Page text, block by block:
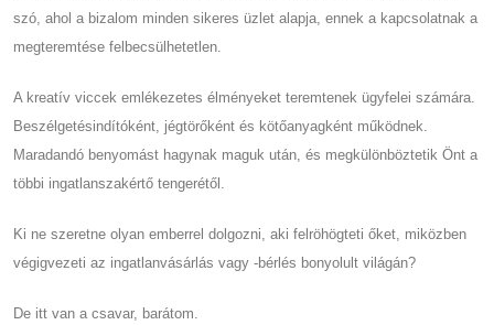
szó, ahol a bizalom minden sikeres üzlet alapja, ennek a kapcsolatnak a
megteremtése felbecsülhetetlen.
A kreatív viccek emlékezetes élményeket teremtenek ügyfelei számára.
Beszélgetésindítóként, jégtörőként és kötőanyagként működnek.
Maradandó benyomást hagynak maguk után, és megkülönböztetik Önt a
többi ingatlanszakértő tengerétől.
Ki ne szeretne olyan emberrel dolgozni, aki felröhögteti őket, miközben
végigvezeti az ingatlanvásárlás vagy -bérlés bonyolult világán?
De itt van a csavar, barátom.